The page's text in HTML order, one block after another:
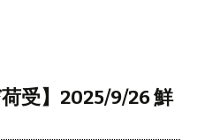
荷受】2025/9/26 鮮